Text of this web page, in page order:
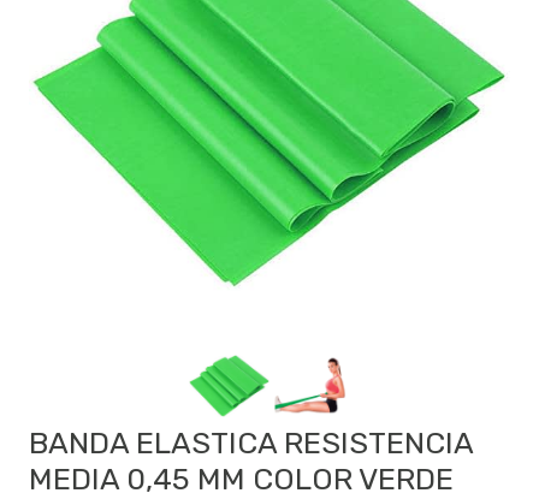
BANDA ELASTICA RESISTENCIA
MEDIA 0,45 MM COLOR VERDE